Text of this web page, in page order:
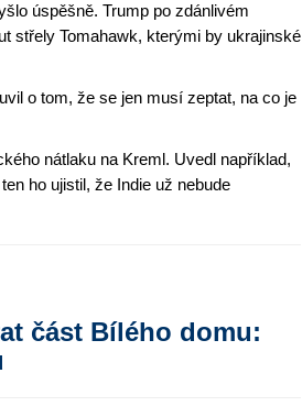
úspěšně. Trump po zdánlivém
střely Tomahawk, kterými by ukrajinské
o tom, že se jen musí zeptat, na co je
nátlaku na Kreml. Uvedl například,
ho ujistil, že Indie už nebude
část Bílého domu: